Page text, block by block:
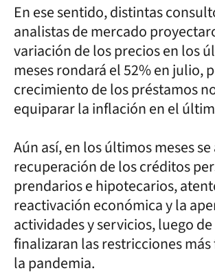
En ese sentido, distintas
analistas de mercado
variación de los precios en los
meses rondará el 52% en julio,
crecimiento de los préstamos
equiparar la inflación en el
Aún así, en los últimos meses
recuperación de los créditos
prendarios e hipotecarios,
reactivación económica y la
actividades y servicios, luego
finalizaran las restricciones
la pandemia.